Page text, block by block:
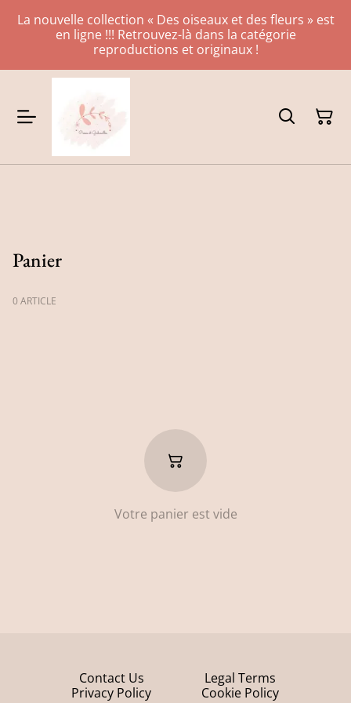
La nouvelle collection « Des oiseaux et des fleurs » est
en ligne !!! Retrouvez-là dans la catégorie
reproductions et originaux !
Panier
0 ARTICLE
Votre panier est vide
Contact Us
Legal Terms
Privacy Policy
Cookie Policy